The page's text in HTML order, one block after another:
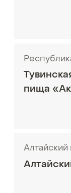
пища
Алтайский